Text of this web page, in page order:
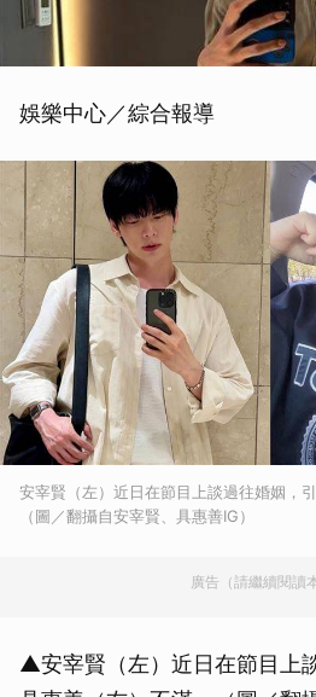
娛樂中心／綜合報導
安宰賢（左）近日在節目上談過往婚姻，
（圖／翻攝自安宰賢、具惠善IG）
廣告（請繼續閱讀
▲安宰賢（左）近日在節目上